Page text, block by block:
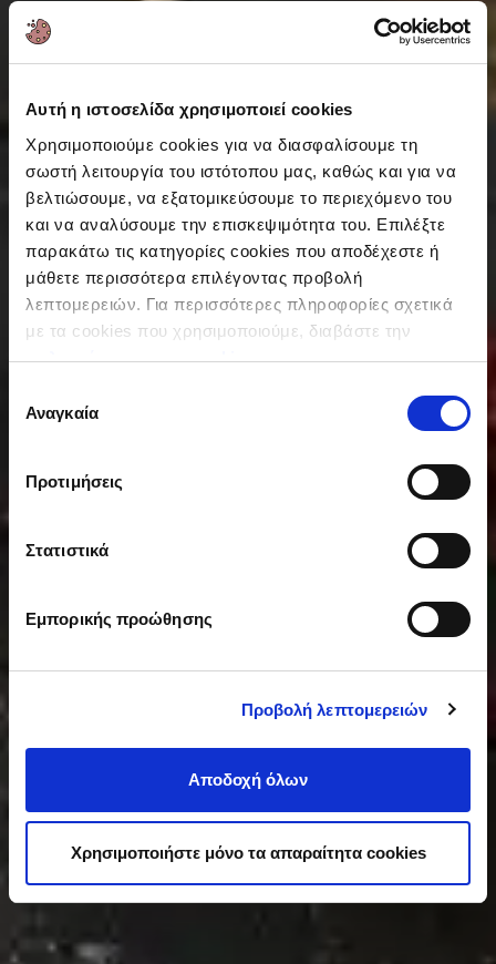
Αυτή η ιστοσελίδα χρησιμοποιεί cookies
Χρησιμοποιούμε cookies για να διασφαλίσουμε τη
σωστή λειτουργία του ιστότοπου μας, καθώς και για να
βελτιώσουμε, να εξατομικεύσουμε το περιεχόμενο του
και να αναλύσουμε την επισκεψιμότητα του. Επιλέξτε
παρακάτω τις κατηγορίες cookies που αποδέχεστε ή
μάθετε περισσότερα επιλέγοντας προβολή
λεπτομερειών. Για περισσότερες πληροφορίες σχετικά
με τα cookies που χρησιμοποιούμε, διαβάστε την
πολιτική μας για τα cookies.
συγκατάθεσης
Αναγκαία
Προτιμήσεις
Στατιστικά
Εμπορικής προώθησης
Προβολή λεπτομερειών
Αποδοχή όλων
Χρησιμοποιήστε μόνο τα απαραίτητα cookies
Καλωσήρθατε
σε έναν κόσμο γεμάτο γεύσεις!
Ανακαλύψτε τα προϊόντα μας
Ανακαλύψτε τα κακάο της DeZaan